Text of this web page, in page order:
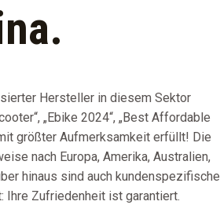
Hersteller in diesem Sektor
„Ebike 2024“, „Best Affordable
größter Aufmerksamkeit erfüllt! Die
nach Europa, Amerika, Australien,
hinaus sind auch kundenspezifische
Ihre Zufriedenheit ist garantiert.